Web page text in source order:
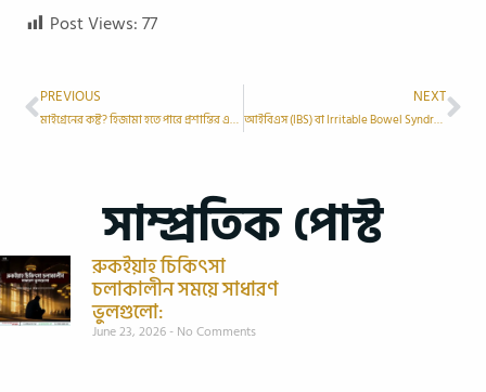
Post Views: 77
PREVIOUS
মাইগ্রেনের কষ্ট? হিজামা হতে পারে প্রশান্তির এক সুন্দর সমাধান –
NEXT
আইবিএস (IBS) বা Irritable Bowel Syndrome এ হিজামা থেরাপি
সাম্প্রতিক পোস্ট
রুকইয়াহ চিকিৎসা
চলাকালীন সময়ে সাধারণ
ভুলগুলো:
June 23, 2026 No Comments